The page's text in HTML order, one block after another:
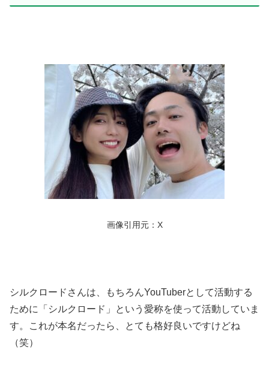
画像引用元：X
シルクロードさんは、もちろんYouTuberとして活動する
ために「シルクロード」という愛称を使って活動していま
す。これが本名だったら、とても格好良いですけどね
（笑）